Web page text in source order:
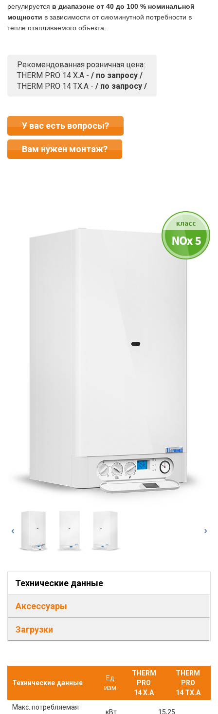
регулируется в диапазоне от 40 до 100 % номинальной
мощности в зависимости от сиюминутной потребности в
тепле отапливаемого объекта.
Рекомендованная розничная цена:
THERM PRO 14 X.A - / по запросу /
THERM PRO 14 TX.A - / по запросу /
У вас есть вопросы?
Вам нужен монтаж?
Технические данные
Аксессуары
Загрузки
Технические данные
Ед.
изм.
THERM
PRO
14 X.A
THERM
PRO
14 TX.A
Макс. потребляемая
кВт 15,25